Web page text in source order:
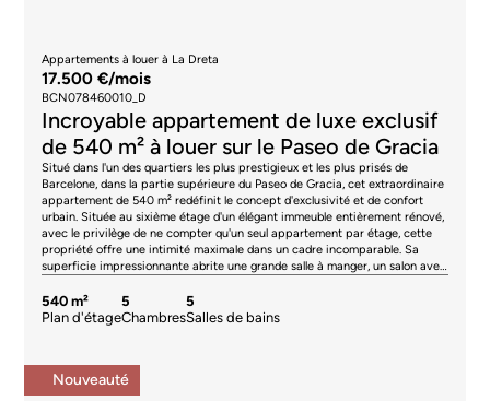
Appartements à louer à La Dreta
17.500 €/mois
BCN078460010_D
Incroyable appartement de luxe exclusif
de 540 m² à louer sur le Paseo de Gracia
Situé dans l'un des quartiers les plus prestigieux et les plus prisés de
Barcelone, dans la partie supérieure du Paseo de Gracia, cet extraordinaire
appartement de 540 m² redéfinit le concept d'exclusivité et de confort
urbain. Située au sixième étage d'un élégant immeuble entièrement rénové,
avec le privilège de ne compter qu'un seul appartement par étage, cette
propriété offre une intimité maximale dans un cadre incomparable. Sa
superficie impressionnante abrite une grande salle à manger, un salon avec
de bains complètes, complétées par deux toilettes de courtoisie. Il s'agit
donc d'un agencement conçu pour répondre aux besoins des familles les
couverte offrant une vue imprenable sur la montagne et la ligne d’horizon
de Barcelone, ce qui en fait un espace idéal pour se détendre ou profiter
de moments de tranquillité en plein cœur de la ville. Chaque pièce se
540 m²
Plan d'étage
5
Chambres
5
Salles de bains
Nouveauté